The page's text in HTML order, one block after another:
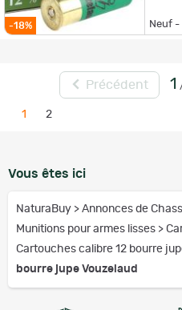
-18% Neuf -
Précédent 1
1 2
Vous êtes ici
NaturaBuy > Annonces de
Munitions pour armes lisses >
Cartouches calibre 12 bourre
bourre jupe Vouzelaud